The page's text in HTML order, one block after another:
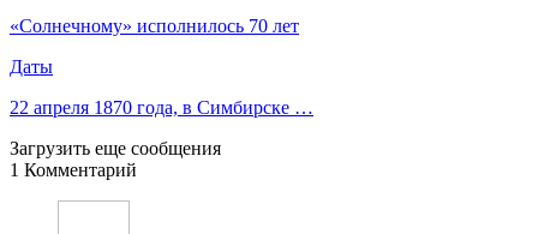
«Солнечному» исполнилось 70 лет
Даты
22 апреля 1870 года, в Симбирске …
Загрузить еще сообщения
1 Комментарий